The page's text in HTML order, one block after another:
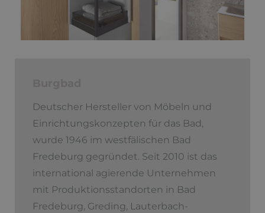
Deutscher Hersteller von Möbeln und
Ein­richtungskonzepten für das Bad,
wurde 1946 im westfälischen Bad
Fredeburg gegründet. Seit 2010 ist das
international agierende Unternehmen
mit Produktionsstandorten in Bad
Fredeburg, Greding, Lauterbach-